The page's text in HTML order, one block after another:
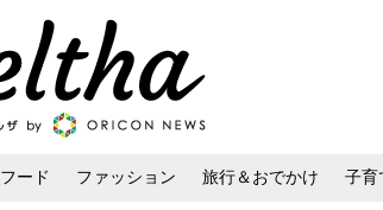
フード ファッション 旅行＆おでかけ 子育